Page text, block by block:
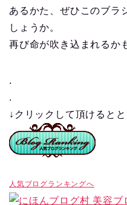
あるかた、ぜひこのブラ
しょうか。
再び命が吹き込まれるか
.
.
↓クリックして頂けると
人気ブログランキングへ